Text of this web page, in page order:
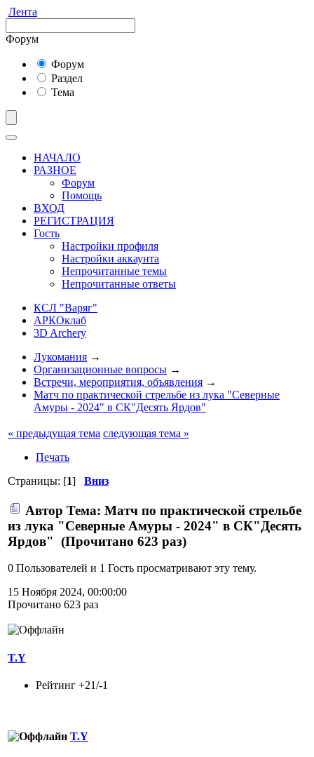
Лента
Форум
Форум
Раздел
Тема
НАЧАЛО
РАЗНОЕ
Форум
Помощь
ВХОД
РЕГИСТРАЦИЯ
Гость
Настройки профиля
Настройки аккаунта
Непрочитанные темы
Непрочитанные ответы
КСЛ "Варяг"
АРКОклаб
3D Archery
Лукомания →
Организационные вопросы →
Встречи, мероприятия, объявления →
Матч по практической стрельбе из лука "Северные
Амуры - 2024" в СК"Десять Ярдов"
« предыдущая тема следующая тема »
Печать
Страницы: [1] Вниз
Автор Тема: Матч по практической стрельбе
из лука "Северные Амуры - 2024" в СК"Десять
Ярдов" (Прочитано 623 раз)
0 Пользователей и 1 Гость просматривают эту тему.
15 Ноября 2024, 00:00:00
Прочитано 623 раз
T.Y
Рейтинг +21/-1
T.Y